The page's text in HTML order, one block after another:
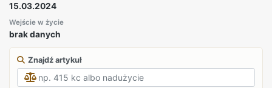
15.03.2024
Wejście w życie
brak danych
Znajdź artykuł